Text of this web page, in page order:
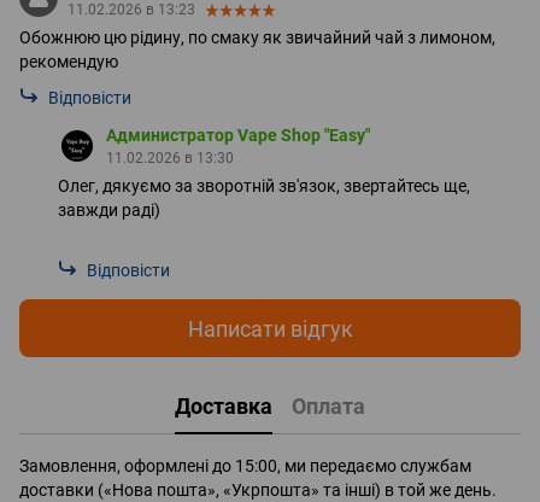
11.02.2026 в 13:23
Обожнюю цю рідину, по смаку як звичайний чай з лимоном,
рекомендую
Відповісти
Администратор Vape Shop "Easy"
11.02.2026 в 13:30
Олег, дякуємо за зворотній зв'язок, звертайтесь ще,
завжди раді)
Відповісти
Написати відгук
Доставка Оплата
Замовлення, оформлені до 15:00, ми передаємо службам
доставки («Нова пошта», «Укрпошта» та інші) в той же день.